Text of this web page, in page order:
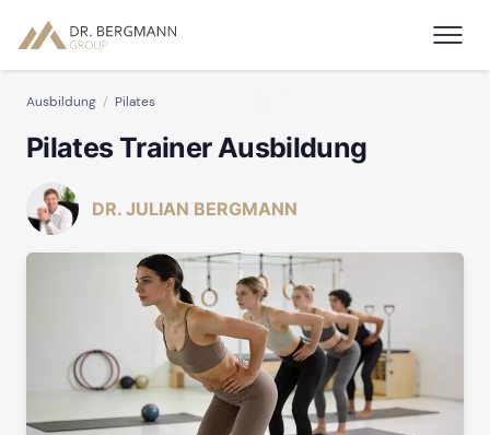
Ausbildung Pilates
Pilates Trainer Ausbildung
DR. JULIAN BERGMANN